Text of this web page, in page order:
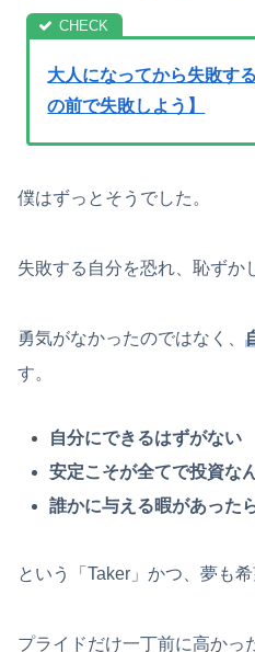
大人になってから失敗す
の前で失敗しよう】
僕はずっとそうでした。
失敗する自分を恐れ、恥ずか
勇気がなかったのではなく、
す。
自分にできるはずがない
安定こそが全てで投資な
誰かに与える暇があった
という「Taker」かつ、夢も
プライドだけ一丁前に高かっ